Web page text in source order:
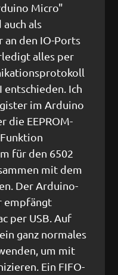
Micro"
auch als
an den IO-Ports
alles per
entschieden. Ich
im Arduino
die EEPROM-
für den 6502
mit dem
Der Arduino-
empfängt
per USB. Auf
ganz normales
um mit
Ein FIFO-